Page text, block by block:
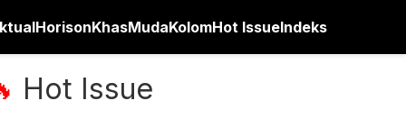
HorisonKhasMudaKolomHot IssueIndeks
Hot Issue